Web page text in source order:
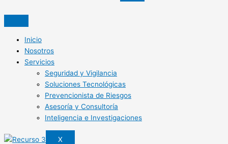
Inicio
Nosotros
Servicios
Seguridad y Vigilancia
Soluciones Tecnológicas
Prevencionista de Riesgos
Asesoría y Consultoría
Inteligencia e Investigaciones
X